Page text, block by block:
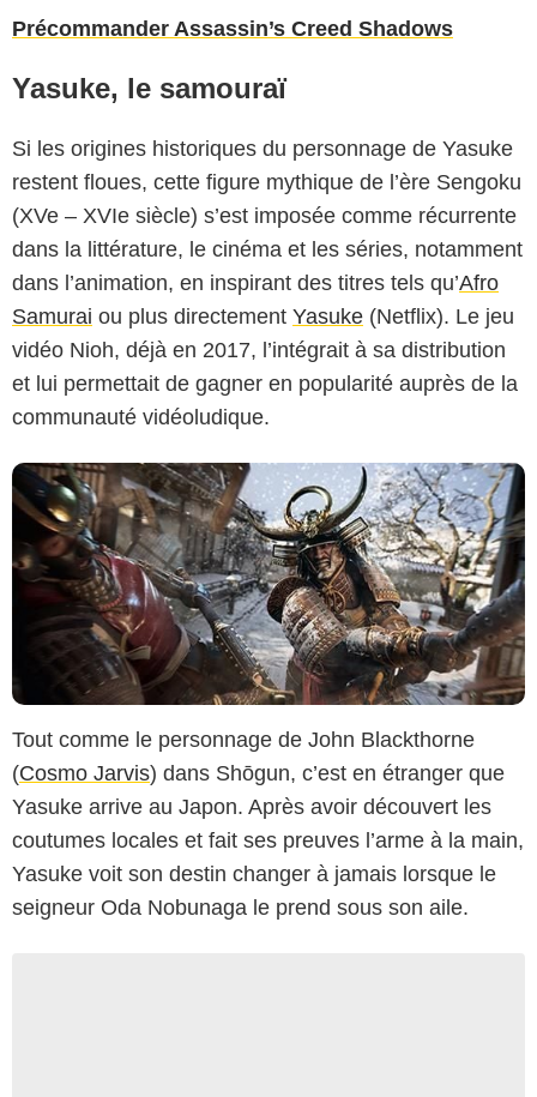
Précommander Assassin’s Creed Shadows
Yasuke, le samouraï
Si les origines historiques du personnage de Yasuke
restent floues, cette figure mythique de l’ère Sengoku
(XVe – XVIe siècle) s’est imposée comme récurrente
dans la littérature, le cinéma et les séries, notamment
dans l’animation, en inspirant des titres tels qu’Afro
Samurai ou plus directement Yasuke (Netflix). Le jeu
vidéo Nioh, déjà en 2017, l’intégrait à sa distribution
et lui permettait de gagner en popularité auprès de la
communauté vidéoludique.
Copyrights Ubisoft
Tout comme le personnage de John Blackthorne
(Cosmo Jarvis) dans Shōgun, c’est en étranger que
Yasuke arrive au Japon. Après avoir découvert les
coutumes locales et fait ses preuves l’arme à la main,
Yasuke voit son destin changer à jamais lorsque le
seigneur Oda Nobunaga le prend sous son aile.